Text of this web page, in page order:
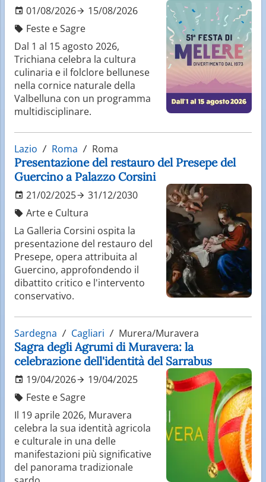
01/08/2026
15/08/2026
Feste e Sagre
Dal 1 al 15 agosto 2026,
Trichiana celebra la cultura
culinaria e il folclore bellunese
nella cornice naturale della
Valbelluna con un programma
multidisciplinare.
Lazio Roma Roma
Presentazione del restauro del Presepe del
Guercino a Palazzo Corsini
21/02/2025
31/12/2030
Arte e Cultura
La Galleria Corsini ospita la
presentazione del restauro del
Presepe, opera attribuita al
Guercino, approfondendo il
dibattito critico e l'intervento
conservativo.
Sardegna Cagliari Murera/Muravera
Sagra degli Agrumi di Muravera: la
celebrazione dell'identità del Sarrabus
19/04/2026
19/04/2025
Feste e Sagre
Il 19 aprile 2026, Muravera
celebra la sua identità agricola
e culturale in una delle
manifestazioni più significative
del panorama tradizionale